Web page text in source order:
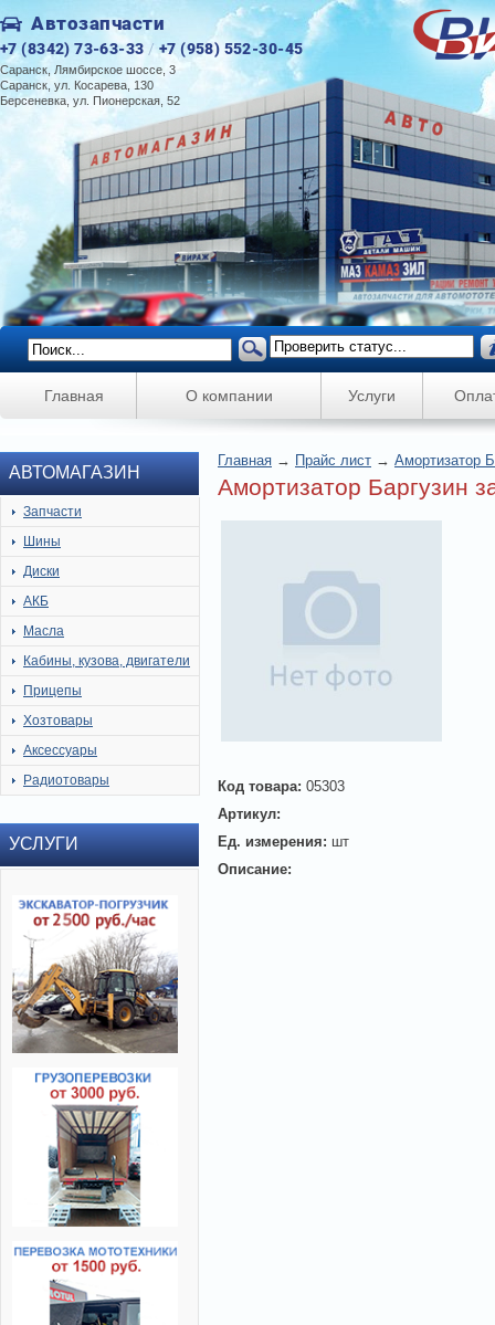
Автозапчасти
+7 (8342) 73-63-33 /+7 (958) 552-30-45
Саранск, Лямбирское шоссе, 3
Саранск, ул. Косарева, 130
Берсеневка, ул. Пионерская, 52
Главная О компании Услуги
АВТОМАГАЗИН
Запчасти
Шины
Диски
АКБ
Масла
Кабины, кузова, двигатели
Прицепы
Хозтовары
Аксессуары
Радиотовары
УСЛУГИ
Главная → Прайс лист → Амортизатор
Амортизатор Баргузин
Код товара: 05303
Артикул:
Ед. измерения: шт
Описание: